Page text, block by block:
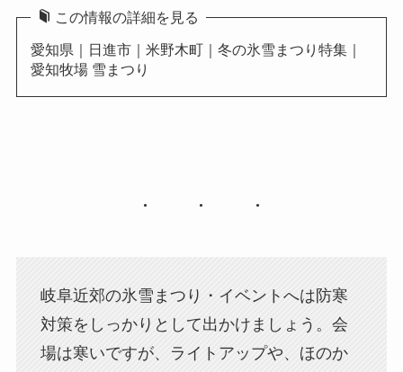
この情報の詳細を見る
愛知県｜日進市｜米野木町｜冬の氷雪まつり特集｜
愛知牧場 雪まつり
岐阜近郊の氷雪まつり・イベントへは防寒
対策をしっかりとして出かけましょう。会
場は寒いですが、ライトアップや、ほのか